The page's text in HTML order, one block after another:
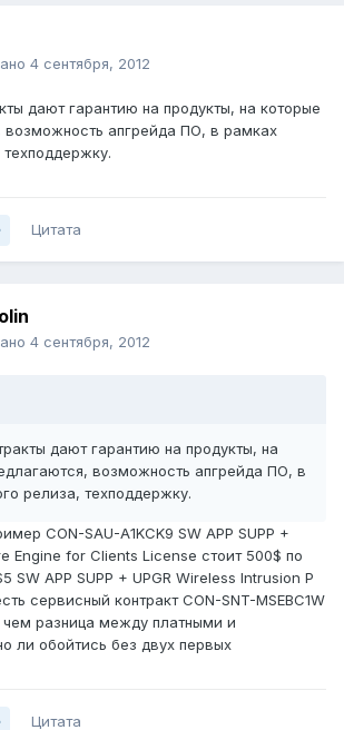
4 сентября, 2012
дают гарантию на продукты, на которые
возможность апгрейда ПО, в рамках
Цитата
4 сентября, 2012
дают гарантию на продукты, на
возможность апгрейда ПО, в
релиза, техподдержку.
CON-SAU-A1KCK9 SW APP SUPP +
Engine for Clients License стоит 500$ по
SW APP SUPP + UPGR Wireless Intrusion P
сервисный контракт CON-SNT-MSEBC1W
разница между платными и
ли обойтись без двух первых
Цитата